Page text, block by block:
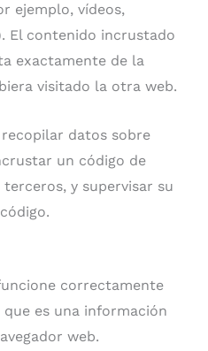
ejemplo, vídeos,
El contenido incrustado
exactamente de la
visitado la otra web.
datos sobre
un código de
y supervisar su
correctamente
es una información
web.